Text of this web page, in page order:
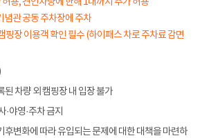
관 공동 주차장에 주차
장 이용객 확인 필수 (하이패스 차로 주차료 감면
된 차량 외 캠핑장 내 입장 불가
·야영·주차 금지
후변화에 따라 유입되는 문제에 대한 대책을 마련하